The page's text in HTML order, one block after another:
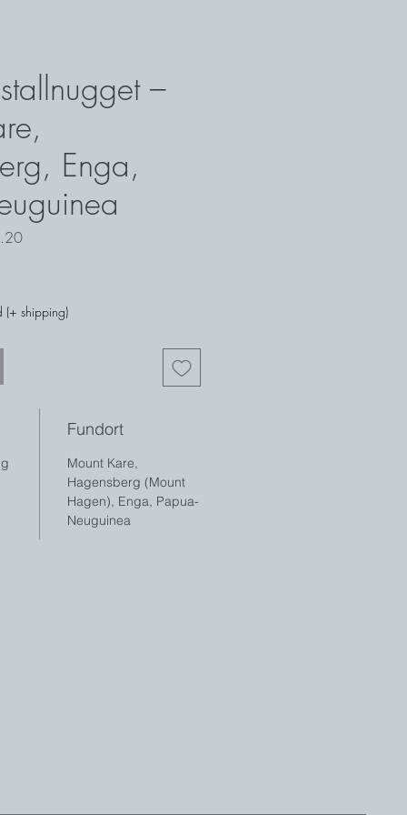
–
Enga,
(+ shipping)
Fundort
Mount Kare,
Hagensberg (Mount
Hagen), Enga, Papua-
Neuguinea